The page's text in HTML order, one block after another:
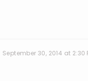
September 30, 2014 at 2:30